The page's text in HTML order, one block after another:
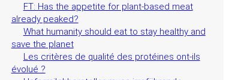
FT: Has the appetite for plant-based meat
already peaked?
What humanity should eat to stay healthy and
save the planet
Les critères de qualité des protéines ont-ils
évolué ?